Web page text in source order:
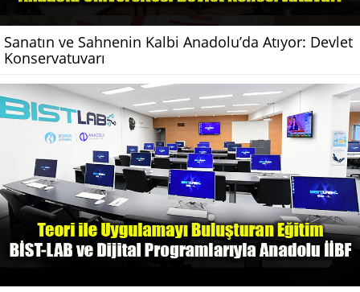
Sanatın ve Sahnenin Kalbi Anadolu’da Atıyor: Devlet
Konservatuvarı